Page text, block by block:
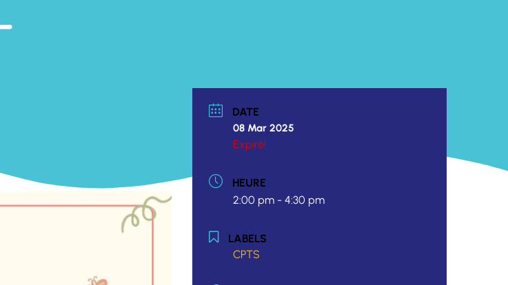
DATE
08 Mar 2025
Expiré!
HEURE
2:00 pm - 4:30 pm
LABELS
CPTS